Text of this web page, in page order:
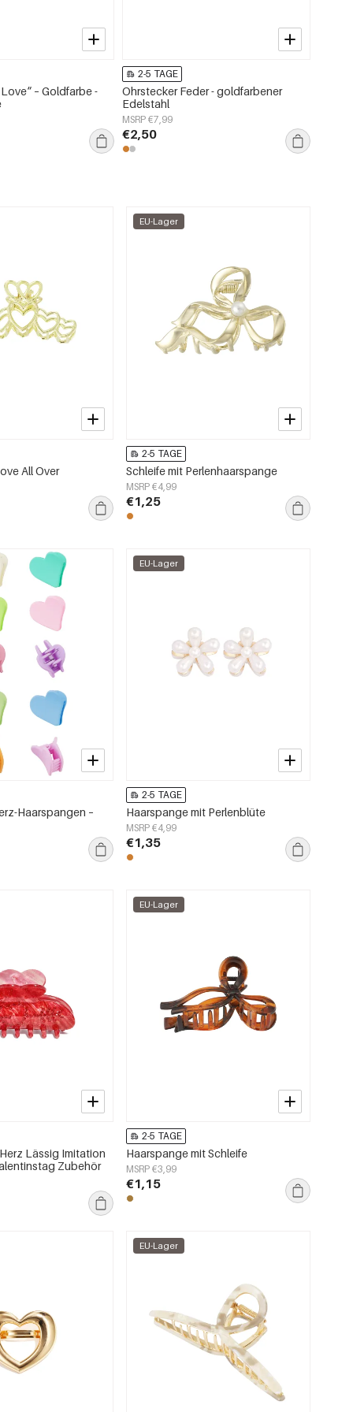
– Goldfarbe -
2-5 TAGE
Ohrstecker Feder - goldfarbener
Edelstahl
MSRP €7,99
€2,50
All Over
EU-Lager
2-5 TAGE
Schleife mit Perlenhaarspange
MSRP €4,99
€1,25
Haarspangen –
EU-Lager
2-5 TAGE
Haarspange mit Perlenblüte
MSRP €4,99
€1,35
Lässig Imitation
Zubehör
EU-Lager
2-5 TAGE
Haarspange mit Schleife
MSRP €3,99
€1,15
EU-Lager